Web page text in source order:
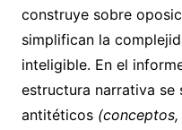
construye sobre
simplifican la
inteligible. En el
estructura narrativa se
antitéticos